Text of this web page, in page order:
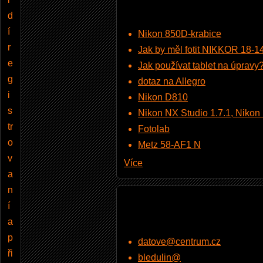
d
í
r
e
g
i
s
tr
o
v
a
n
í
a
p
ři
Nikon 850D-krabice
Jak by měl fotit NIKKOR 18-
Jak používat tablet na
dotaz na Allegro
Nikon D810
Nikon NX Studio 1.7.1,
Fotolab
Metz 58-AF1 N
Více
datove@centrum.cz
bledulin@